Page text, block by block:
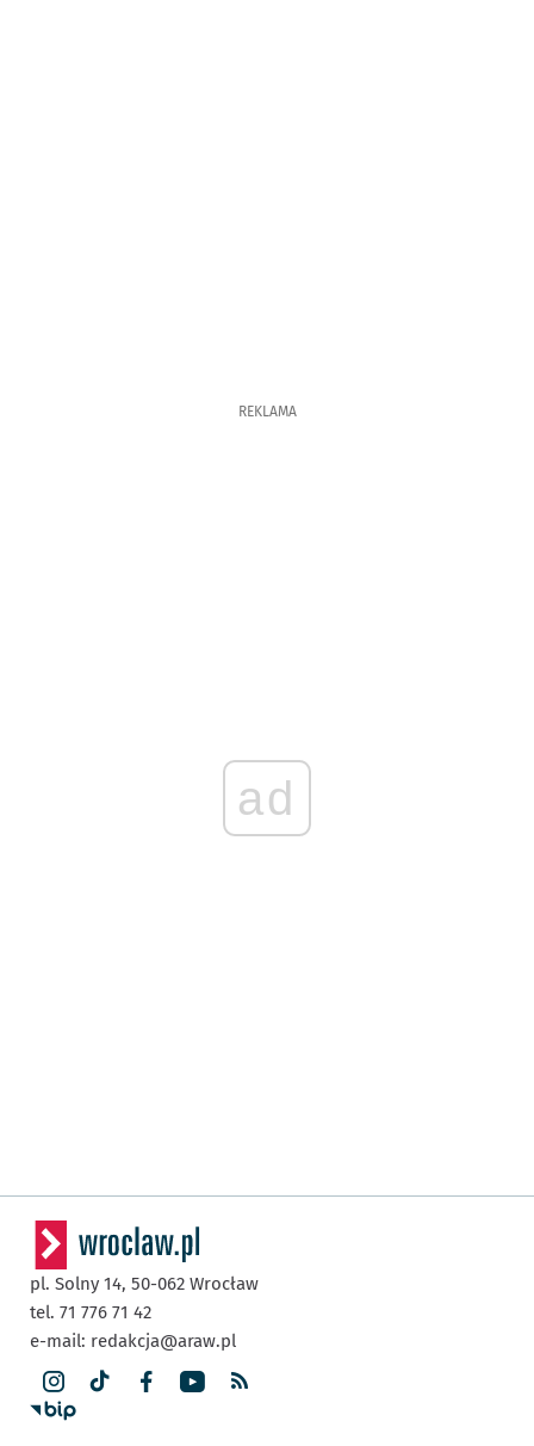
REKLAMA
ad
pl. Solny 14, 50-062 Wrocław
tel. 71 776 71 42
e-mail: redakcja@araw.pl